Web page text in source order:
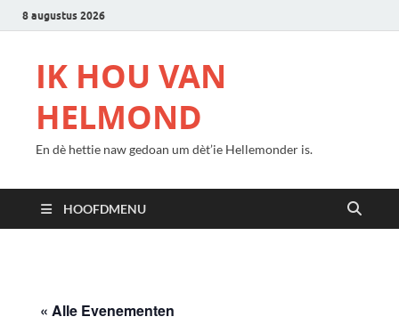
8 augustus 2026
IK HOU VAN
HELMOND
En dè hettie naw gedoan um dèt’ie Hellemonder is.
HOOFDMENU
« Alle Evenementen